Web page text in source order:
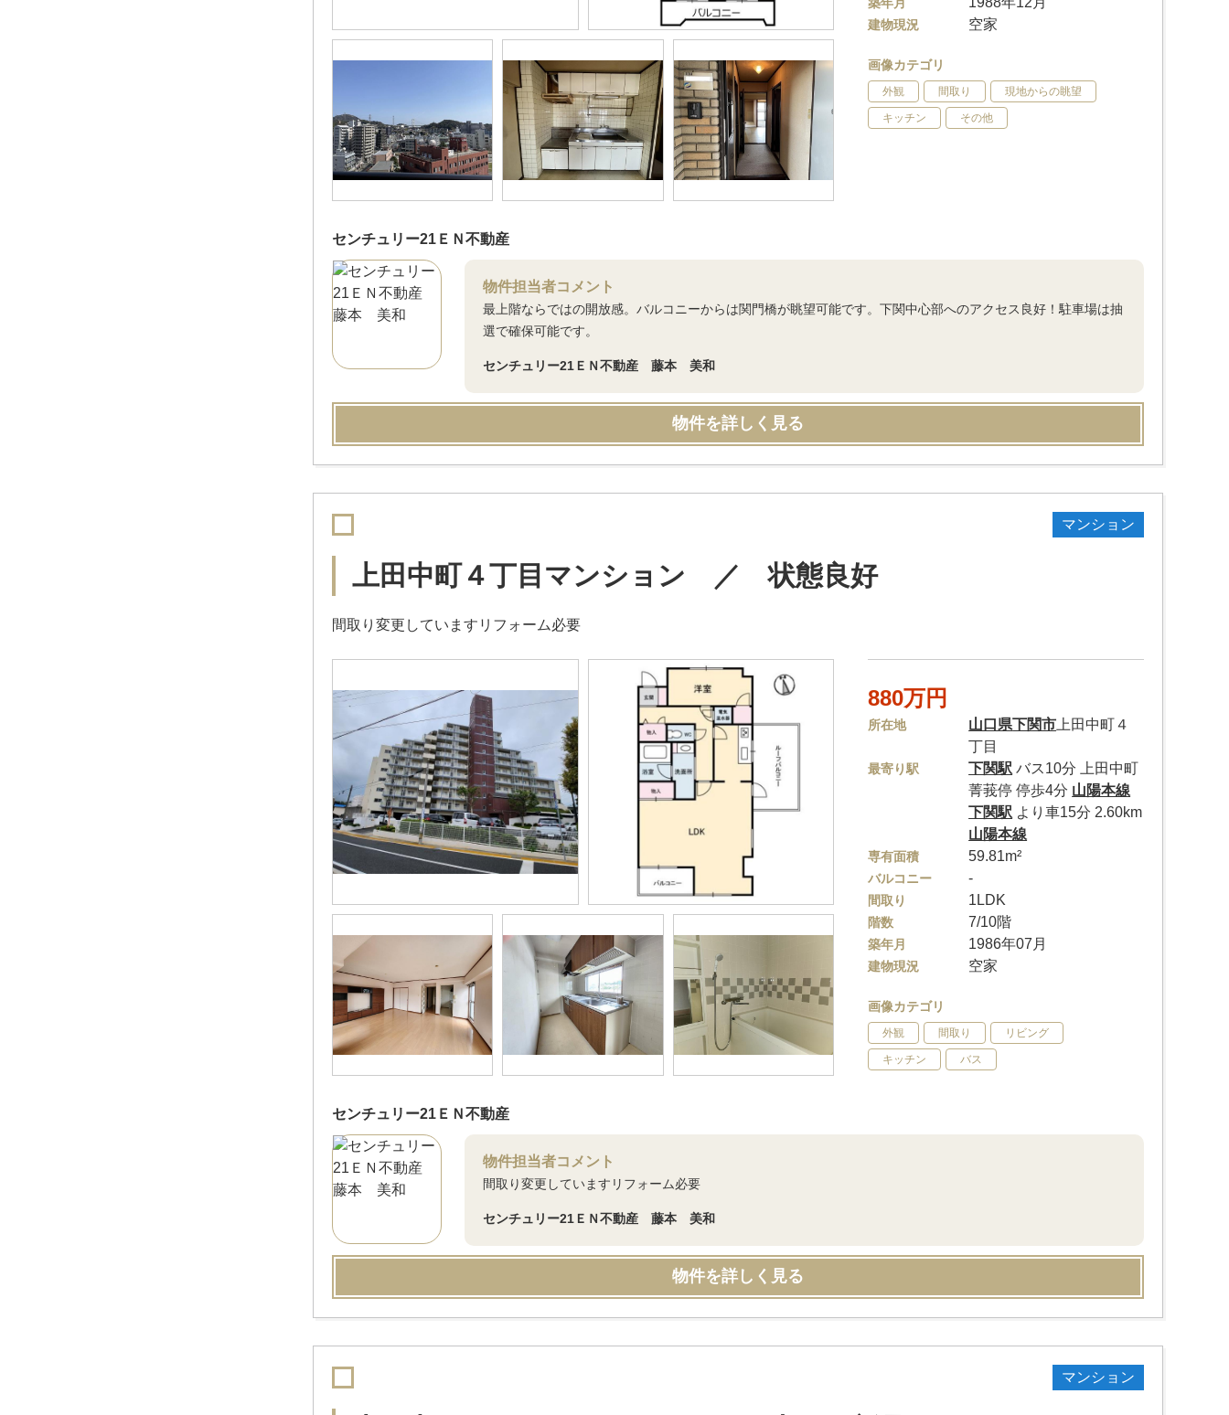
築年月
建物現況 空家
画像カテゴリ
外観 間取り 現地からの眺望
キッチン その他
センチュリー21ＥＮ不動産
物件担当者コメント
最上階ならではの開放感。バルコニーからは関門橋が眺望可能です。下関中心部へのアクセス良好！駐車場は抽
選で確保可能です。
センチュリー21ＥＮ不動産 藤本 美和
物件を詳しく見る
マンション
上田中町４丁目マンション ／ 状態良好
間取り変更していますリフォーム必要
880万円
所在地 山口県下関市 上田中町４
丁目
最寄り駅 下関駅 バス10分 上田中町
菁莪停 停歩4分 山陽本線
下関駅 より車15分 2.60km
山陽本線
専有面積 59.81m²
バルコニー -
間取り 1LDK
階数 7/10階
築年月 1986年07月
建物現況 空家
画像カテゴリ
外観 間取り リビング
キッチン バス
センチュリー21ＥＮ不動産
物件担当者コメント
間取り変更していますリフォーム必要
センチュリー21ＥＮ不動産 藤本 美和
物件を詳しく見る
マンション